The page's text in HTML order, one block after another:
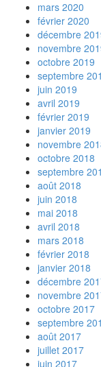
mars 2020
février 2020
décembre
novembre
octobre 2019
septembre
juin 2019
avril 2019
février 2019
janvier 2019
novembre
octobre 2018
septembre
août 2018
juin 2018
mai 2018
avril 2018
mars 2018
février 2018
janvier 2018
décembre
novembre
octobre 2017
septembre
août 2017
juillet 2017
juin 2017